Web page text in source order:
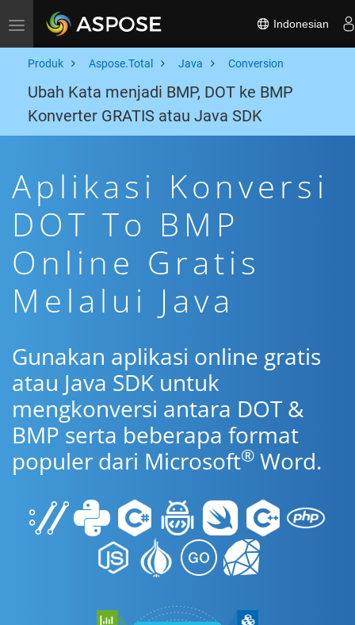
Toggle navigation Indonesian
Produk Aspose.Total Java Conversion
Ubah Kata menjadi BMP, DOT ke BMP
Konverter GRATIS atau Java SDK
Aplikasi Konversi
DOT To BMP
Online Gratis
Melalui Java
Gunakan aplikasi online gratis
atau Java SDK untuk
mengkonversi antara DOT &
BMP serta beberapa format
populer dari Microsoft® Word.